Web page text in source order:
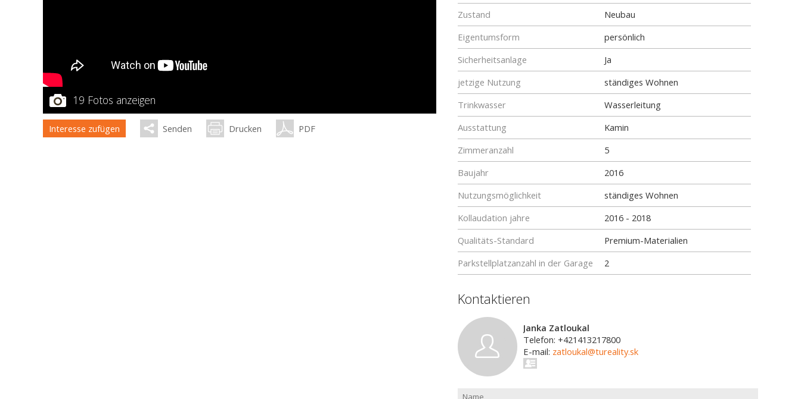
19 Fotos anzeigen
Interesse zufügen Senden Drucken PDF
Zustand
Neubau
Eigentumsform
persönlich
Sicherheitsanlage
Ja
jetzige Nutzung
ständiges Wohnen
Trinkwasser
Wasserleitung
Ausstattung
Kamin
Zimmeranzahl
5
Baujahr
2016
Nutzungsmöglichkeit
ständiges Wohnen
Kollaudation jahre
2016 - 2018
Qualitäts-Standard
Premium-Materialien
Parkstellplatzanzahl in der Garage
2
Kontaktieren
Janka Zatloukal
Telefon: +421413217800
E-mail: zatloukal@tureality.sk